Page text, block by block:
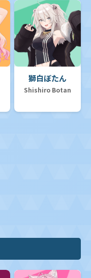
獅白ぼたん
Shishiro Botan